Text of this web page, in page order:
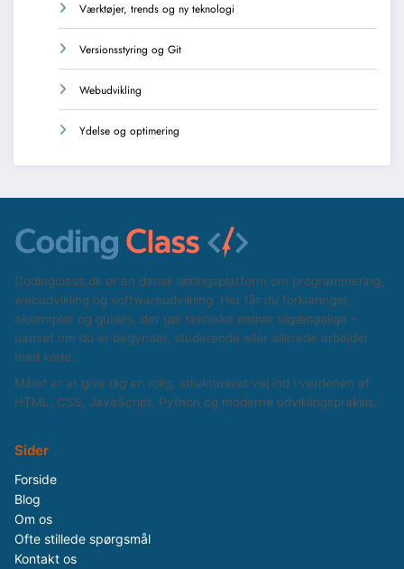
Værktøjer, trends og ny teknologi
Versionsstyring og Git
Webudvikling
Ydelse og optimering
Codingclass.dk er en dansk læringsplatform om programmering,
webudvikling og softwareudvikling. Her får du forklaringer,
eksempler og guides, der gør tekniske emner tilgængelige –
uanset om du er begynder, studerende eller allerede arbejder
med kode.
Målet er at give dig en rolig, struktureret vej ind i verdenen af
HTML, CSS, JavaScript, Python og moderne udviklingspraksis.
Sider
Forside
Blog
Om os
Ofte stillede spørgsmål
Kontakt os